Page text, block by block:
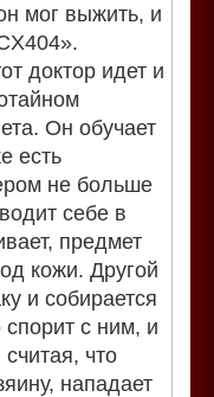
мог выжить, и
доктор идет и
Он обучает
есть
не больше
себе в
предмет
кожи. Другой
и собирается
с ним, и
что
нападает